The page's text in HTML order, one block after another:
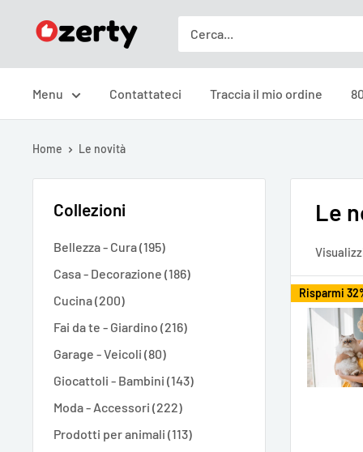
Ozerty
Menu Contattateci Traccia il mio ordine
Home Le novità
Collezioni
Bellezza - Cura (195)
Casa - Decorazione (186)
Cucina (200)
Fai da te - Giardino (216)
Garage - Veicoli (80)
Giocattoli - Bambini (143)
Moda - Accessori (222)
Prodotti per animali (113)
Le
Risparmi